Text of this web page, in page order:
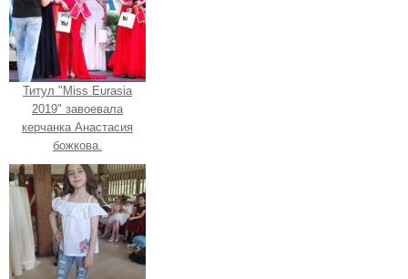
Титул "Miss Eurasia
2019" завоевала
керчанка Анастасия
божкова.